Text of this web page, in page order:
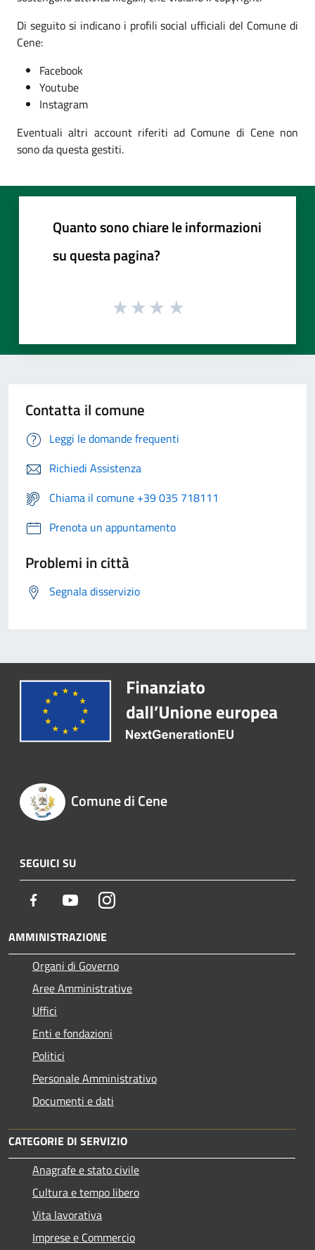
Di seguito si indicano i profili social ufficiali del Comune di
Cene:
Facebook
Youtube
Instagram
Eventuali altri account riferiti ad Comune di Cene non
sono da questa gestiti.
Quanto sono chiare le informazioni
su questa pagina?
Contatta il comune
Leggi le domande frequenti
Richiedi Assistenza
Chiama il comune +39 035 718111
Prenota un appuntamento
Problemi in città
Segnala disservizio
Comune di Cene
SEGUICI SU
Facebook YoutubeInstagram
AMMINISTRAZIONE
Organi di Governo
Aree Amministrative
Uffici
Enti e fondazioni
Politici
Personale Amministrativo
Documenti e dati
CATEGORIE DI SERVIZIO
Anagrafe e stato civile
Cultura e tempo libero
Vita lavorativa
Imprese e Commercio